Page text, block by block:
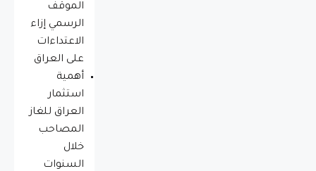
الموقف
الرسمي إزاء
الاعتداءات
على العراق
أهمية
استثمار
العراق للغاز
المصاحب
خلال
السنوات